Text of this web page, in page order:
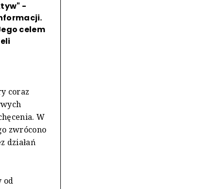
-
celem
coraz
W
zwrócono
działań
od